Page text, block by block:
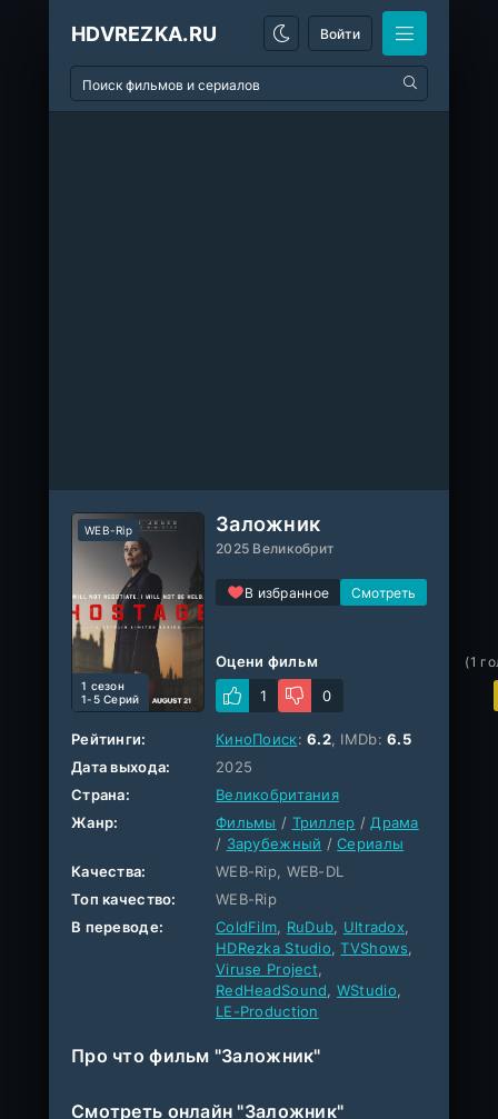
HDVREZKA.RU Войти
Заложник
2025 Великобрит
В избранное
WEB-Rip
1 cезон
1-5 Серий
Оцени фильм
1
0
(1
Рейтинги: КиноПоиск:6.2, IMDb:6.5
Дата выхода:
2025
Страна:
Великобритания
Жанр:
Фильмы / Триллер / Драма
/ Зарубежный /Сериалы
Качества:
WEB-Rip, WEB-DL
Топ качество:
WEB-Rip
В переводе:
ColdFilm, RuDub, Ultradox,
HDRezka Studio,TVShows,
Viruse Project,
RedHeadSound, WStudio,
LE-Production
Про что фильм "Заложник"
Смотреть онлайн "Заложник"